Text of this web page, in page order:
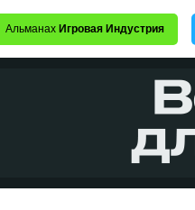
Альманах Игровая Индустрия